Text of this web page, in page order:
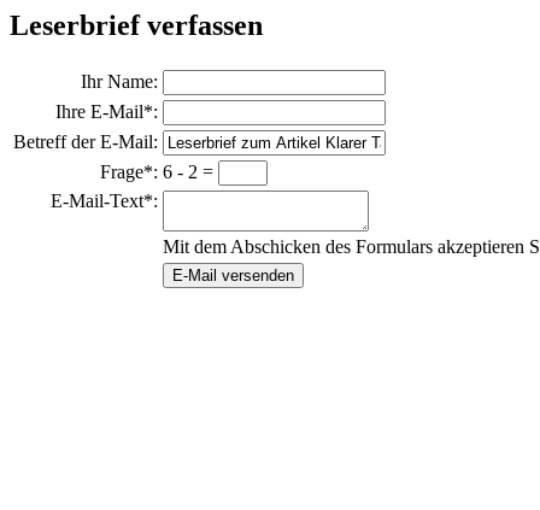
Leserbrief verfassen
Ihr Name:
Ihre E-Mail*:
Betreff der E-Mail:
Frage*: 6 - 2 =
E-Mail-Text*:
Mit dem Abschicken des Formulars akzeptieren
E-Mail versenden